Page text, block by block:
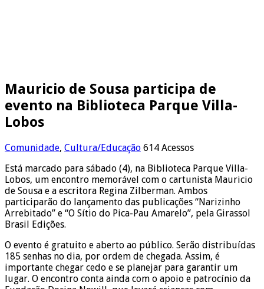
Mauricio de Sousa participa de
evento na Biblioteca Parque Villa-
Lobos
Comunidade, Cultura/Educação 614 Acessos
Está marcado para sábado (4), na Biblioteca Parque Villa-
Lobos, um encontro memorável com o cartunista Mauricio
de Sousa e a escritora Regina Zilberman. Ambos
participarão do lançamento das publicações “Narizinho
Arrebitado” e “O Sítio do Pica-Pau Amarelo”, pela Girassol
Brasil Edições.
O evento é gratuito e aberto ao público. Serão distribuídas
185 senhas no dia, por ordem de chegada. Assim, é
importante chegar cedo e se planejar para garantir um
lugar. O encontro conta ainda com o apoio e patrocínio da